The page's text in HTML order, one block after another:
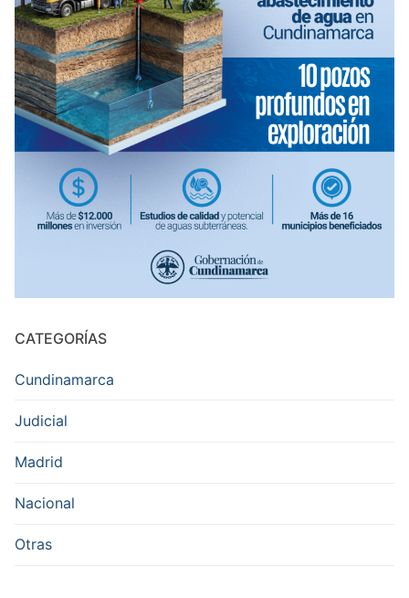
CATEGORÍAS
Cundinamarca
Judicial
Madrid
Nacional
Otras